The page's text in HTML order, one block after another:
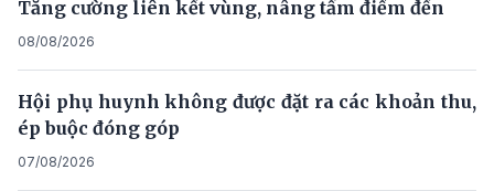
Tăng cường liên kết vùng, nâng tầm điểm đến
08/08/2026
Hội phụ huynh không được đặt ra các khoản thu,
ép buộc đóng góp
07/08/2026